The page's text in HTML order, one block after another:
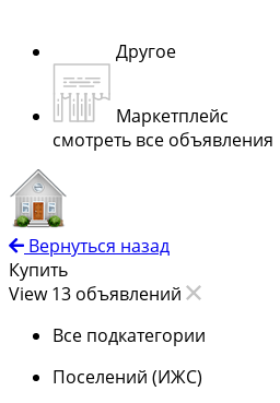
Другое
Маркетплейс
смотреть все объявления
Вернуться назад
Купить
View 13 объявлений
Все подкатегории
Поселений (ИЖС)